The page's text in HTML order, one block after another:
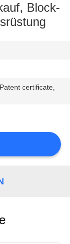
Block-
certificate,